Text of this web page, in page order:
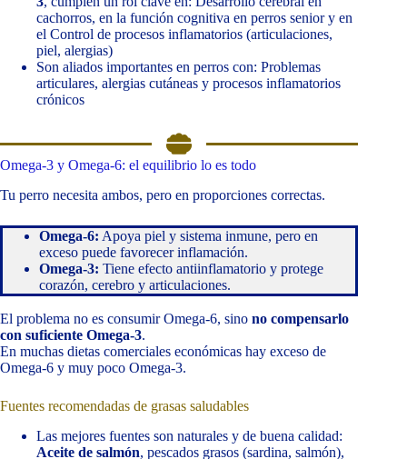
cachorros, en la función cognitiva en perros senior y en
el Control de procesos inflamatorios (articulaciones,
piel, alergias)
Son aliados importantes en perros con: Problemas
articulares, alergias cutáneas y procesos inflamatorios
crónicos
Omega-3 y Omega-6: el equilibrio lo es todo
Tu perro necesita ambos, pero en proporciones correctas.
Omega-6: Apoya piel y sistema inmune, pero en
exceso puede favorecer inflamación.
Omega-3: Tiene efecto antiinflamatorio y protege
corazón, cerebro y articulaciones.
El problema no es consumir Omega-6, sino no compensarlo
con suficiente Omega-3.
En muchas dietas comerciales económicas hay exceso de
Omega-6 y muy poco Omega-3.
Fuentes recomendadas de grasas saludables
Las mejores fuentes son naturales y de buena calidad:
Aceite de salmón, pescados grasos (sardina, salmón),